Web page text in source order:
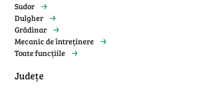
Sudor
Dulgher
Grădinar
Mecanic de întreținere
Toate funcțiile
Județe